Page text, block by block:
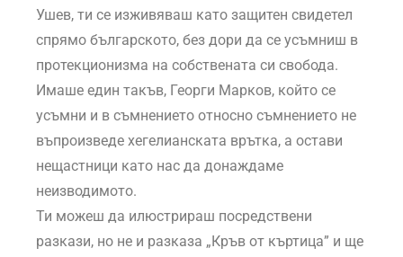
Ушев, ти се изживяваш като защитен свидетел
спрямо българското, без дори да се усъмниш в
протекционизма на собствената си свобода.
Имаше един такъв, Георги Марков, който се
усъмни и в съмнението относно съмнението не
въпроизведе хегелианската врътка, а остави
нещастници като нас да донаждаме
неизводимото.
Ти можеш да илюстрираш посредствени
разкази, но не и разказа „Кръв от къртица” и ще